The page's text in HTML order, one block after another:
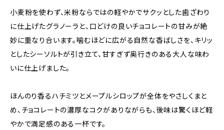
小麦粉を使わず、米粉ならではの軽やかでサクッとした歯ざわり
に仕上げたグラノーラと、口どけの良いチョコレートの甘みが絶
妙に重なり合います。噛むほどに広がる自然な香ばしさを、キリッ
としたシーソルトが引き立て、甘すぎず奥行きのある大人な味わ
いに仕上げました。
ほんのり香るハチミツとメープルシロップが全体をやさしくまと
め、チョコレートの濃厚なコクがありながらも、後味は驚くほど軽
やかで満足感のある一杯です。